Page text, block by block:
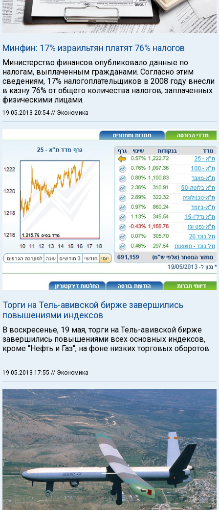
Минфин: 17% израильтян платят 76% налогов
Министерство финансов опубликовало данные по
налогам, выплаченным гражданами. Согласно этим
сведениям, 17% налогоплательщиков в 2008 году внесли
в казну 76% от общего количества налогов, заплаченных
физическими лицами.
19.05.2013 20:54 // Экономика
Торги на Тель-авивской бирже завершились
повышениями индексов
В воскресенье, 19 мая, торги на Тель-авивской бирже
завершились повышениями всех основных индексов,
кроме "Нефть и Газ", на фоне низких торговых оборотов.
19.05.2013 17:55 // Экономика